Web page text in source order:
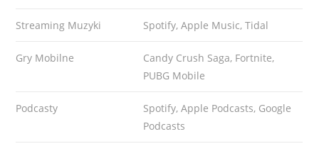
Streaming Muzyki Spotify, Apple Music, Tidal
Gry Mobilne
Candy Crush Saga, Fortnite,
PUBG Mobile
Podcasty
Spotify, Apple Podcasts, Google
Podcasts